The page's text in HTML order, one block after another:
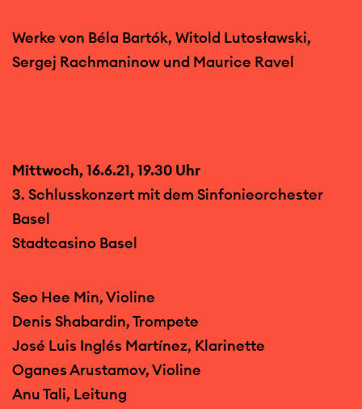
Werke von Béla Bartók, Witold Lutosławski,
Sergej Rachmaninow und Maurice Ravel
Mittwoch, 16.6.21, 19.30 Uhr
3. Schlusskonzert mit dem Sinfonieorchester
Basel
Stadtcasino Basel
Seo Hee Min, Violine
Denis Shabardin, Trompete
José Luis Inglés Martínez, Klarinette
Oganes Arustamov, Violine
Anu Tali, Leitung